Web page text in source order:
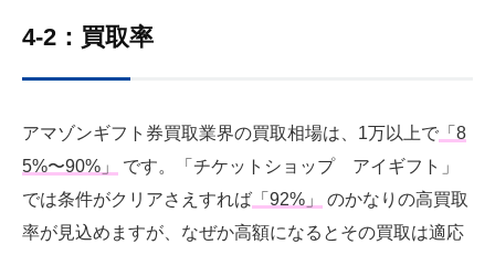
4-2：買取率
アマゾンギフト券買取業界の買取相場は、1万以上で 「8
5%〜90%」
です。「チケットショップ アイギフト」
では条件がクリアさえすれば 「92%」
のかなりの高買取
率が見込めますが、なぜか高額になるとその買取は適応